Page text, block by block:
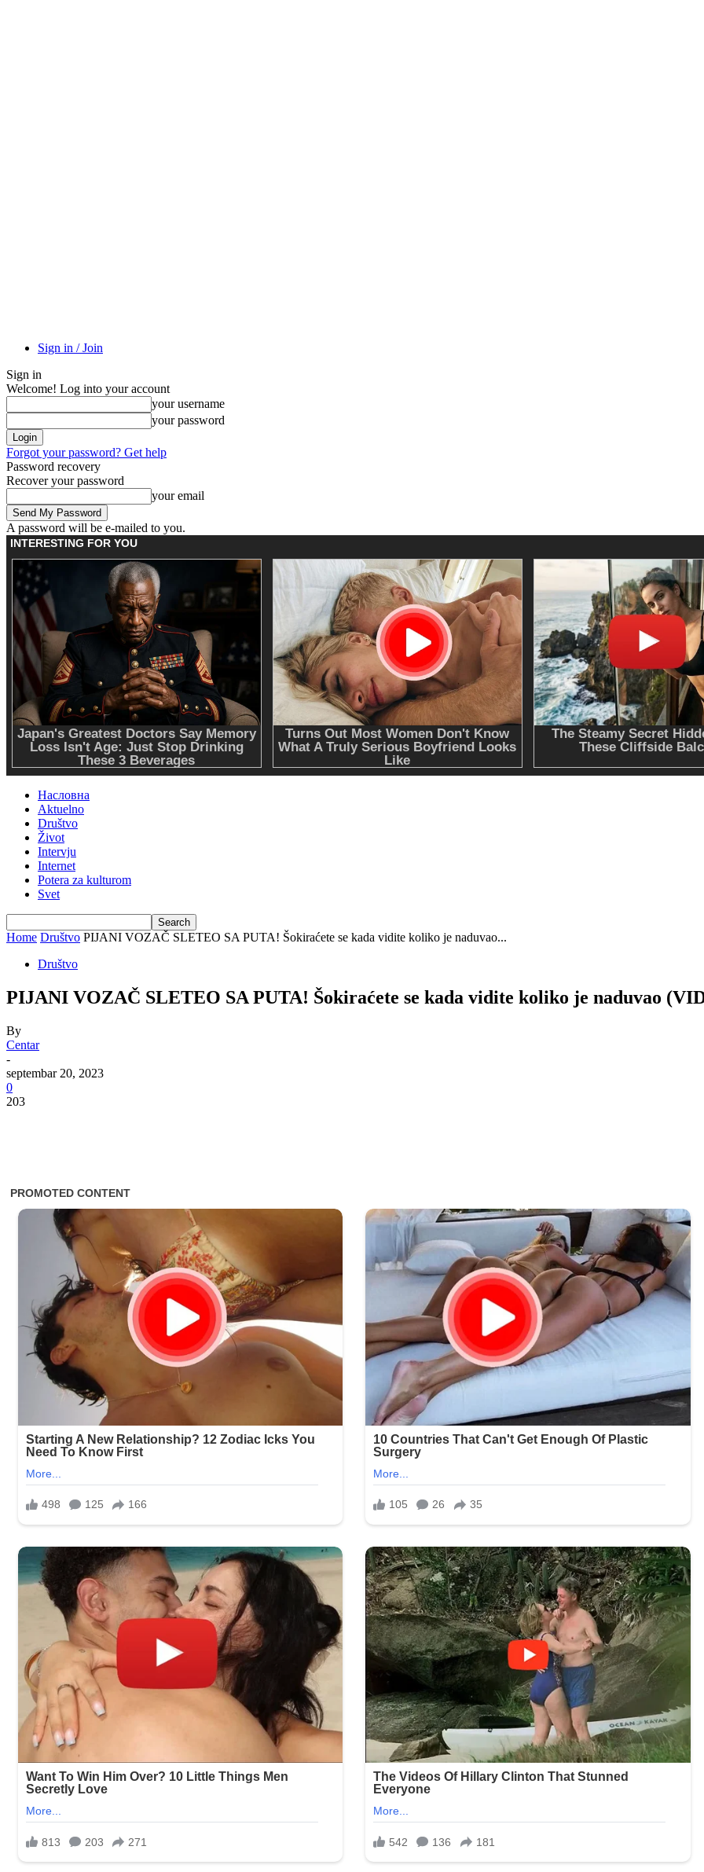
Sign in / Join
Sign in
Welcome! Log into your account
your username
your password
Forgot your password? Get help
Password recovery
Recover your password
your email
A password will be e-mailed to you.
Насловна
Aktuelno
Društvo
Život
Intervju
Internet
Potera za kulturom
Svet
Home Društvo PIJANI VOZAČ SLETEO SA PUTA! Šokiraćete se kada vidite koliko je naduvao...
Društvo
PIJANI VOZAČ SLETEO SA PUTA! Šokiraćete se kada vidite koliko je naduvao
By
Centar
-
septembar 20, 2023
0
203